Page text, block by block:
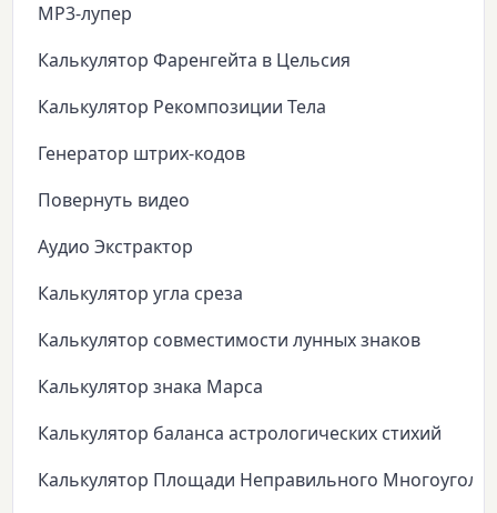
MP3-лупер
Калькулятор Фаренгейта в Цельсия
Калькулятор Рекомпозиции Тела
Генератор штрих-кодов
Повернуть видео
Аудио Экстрактор
Калькулятор угла среза
Калькулятор совместимости лунных знаков
Калькулятор знака Марса
Калькулятор баланса астрологических стихий
Калькулятор Площади Неправильного